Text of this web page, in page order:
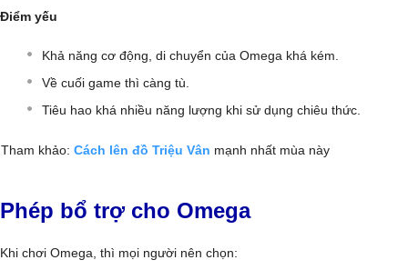
Điểm yếu
Khả năng cơ động, di chuyển của Omega khá kém.
Về cuối game thì càng tù.
Tiêu hao khá nhiều năng lượng khi sử dụng chiêu thức.
Tham khảo: Cách lên đồ Triệu Vân mạnh nhất mùa này
Phép bổ trợ cho Omega
Khi chơi Omega, thì mọi người nên chọn: